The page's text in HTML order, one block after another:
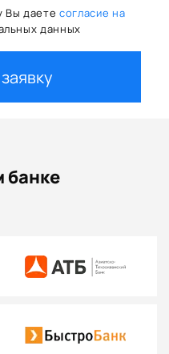
Вы даете согласие на
данных
банке